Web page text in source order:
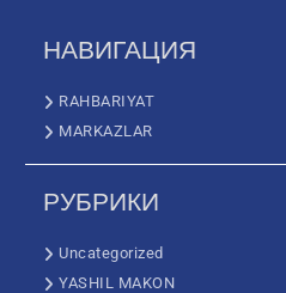
НАВИГАЦИЯ
RAHBARIYAT
MARKAZLAR
РУБРИКИ
Uncategorized
YASHIL MAKON